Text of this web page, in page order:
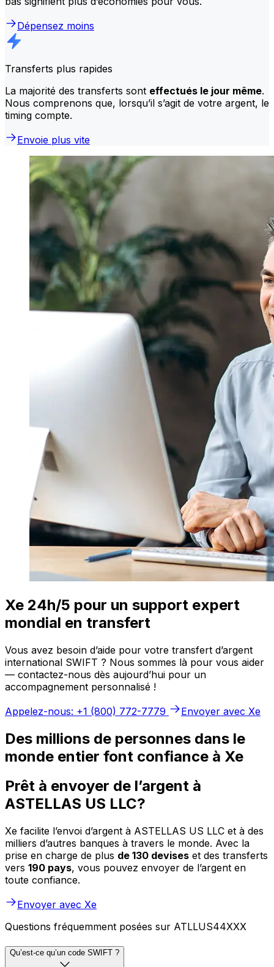
Dépensez moins
Transferts plus rapides
La majorité des transferts sont effectués le jour même.
Nous comprenons que, lorsqu’il s’agit de votre argent, le
timing compte.
Envoie plus vite
Xe 24h/5 pour un support expert
mondial en transfert
Vous avez besoin d’aide pour votre transfert d’argent
international SWIFT ? Nous sommes là pour vous aider
— contactez-nous dès aujourd’hui pour un
accompagnement personnalisé !
Appelez-nous: +1 (800) 772-7779
Envoyer avec Xe
Des millions de personnes dans le
monde entier font confiance à Xe
Prêt à envoyer de l’argent à
ASTELLAS US LLC?
Xe facilite l’envoi d’argent à ASTELLAS US LLC et à des
milliers d’autres banques à travers le monde. Avec la
prise en charge de plus de 130 devises et des transferts
vers 190 pays, vous pouvez envoyer de l’argent en
toute confiance.
Envoyer avec Xe
Questions fréquemment posées sur ATLLUS44XXX
Qu’est-ce qu’un code SWIFT ?